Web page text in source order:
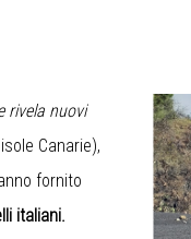
rivela nuovi
Canarie),
fornito
italiani.